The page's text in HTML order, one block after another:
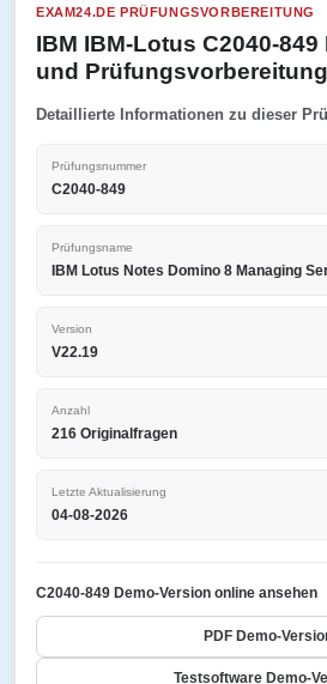
EXAM24.DE PRÜFUNGSVORBEREITUNG
IBM IBM-Lotus C2040-
und
Detaillierte Informationen zu dieser
Prüfungsnummer
C2040-849
Prüfungsname
IBM Lotus Notes Domino 8 Managing
Version
V22.19
Anzahl
216 Originalfragen
Letzte Aktualisierung
04-08-2026
C2040-849 Demo-Version online ansehen
PDF Demo-
Testsoftware Demo-